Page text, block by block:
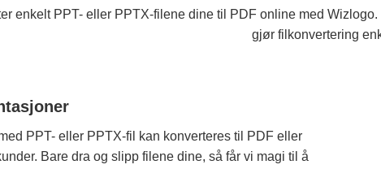
enkelt PPT- eller PPTX-filene dine til PDF online med
gjør filkonvertering
PPT- eller PPTX-fil kan konverteres til PDF eller
Bare dra og slipp filene dine, så får vi magi til å